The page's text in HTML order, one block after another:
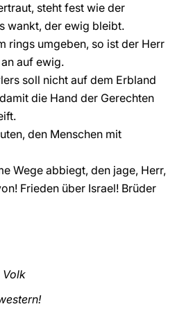
steht fest wie der
wankt, der ewig bleibt.
rings umgeben, so ist der Herr
auf ewig.
soll nicht auf dem Erbland
die Hand der Gerechten
den Menschen mit
Wege abbiegt, den jage, Herr,
Frieden über Israel! Brüder
Volk